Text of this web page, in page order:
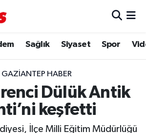
Sağlık Siyaset Spor
GAZIANTEP HABER
Dülük Antik
keşfetti
İlçe Milli Eğitim Müdürlüğü
dakika
ve Fikstür